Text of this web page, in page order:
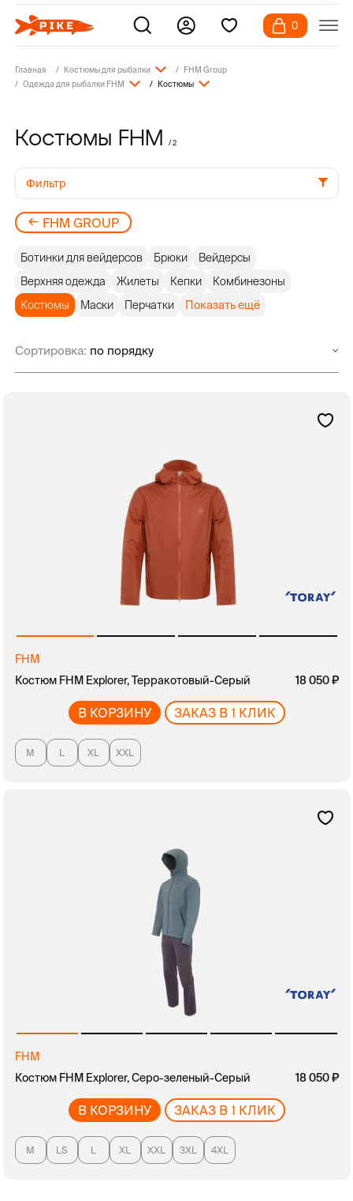
0
Главная Костюмы для рыбалки
FHM Group
Одежда для рыбалки FHM
Костюмы
Костюмы FHM / 2
Фильтр
FHM GROUP
Ботинки для вейдерсов Брюки
Вейдерсы
Верхняя одежда
Жилеты Кепки
Комбинезоны
Костюмы
Маски Перчатки Показать ещё
Сортировка:
FHM
Костюм FHM Explorer, Терракотовый-Серый
18 050
В КОРЗИНУ ЗАКАЗ В 1 КЛИК
M L XL XXL
FHM
Костюм FHM Explorer, Серо-зеленый-Серый
18 050
В КОРЗИНУ ЗАКАЗ В 1 КЛИК
M LS L XL XXL 3XL 4XL